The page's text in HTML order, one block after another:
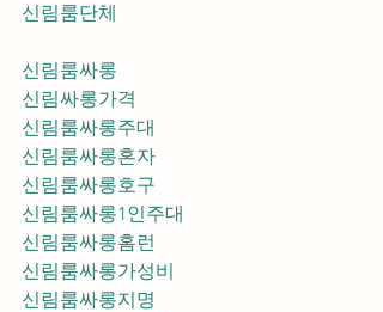
신림룸단체
신림룸싸롱
신림싸롱가격
신림룸싸롱주대
신림룸싸롱혼자
신림룸싸롱호구
신림룸싸롱1인주대
신림룸싸롱홈런
신림룸싸롱가성비
신림룸싸롱지명